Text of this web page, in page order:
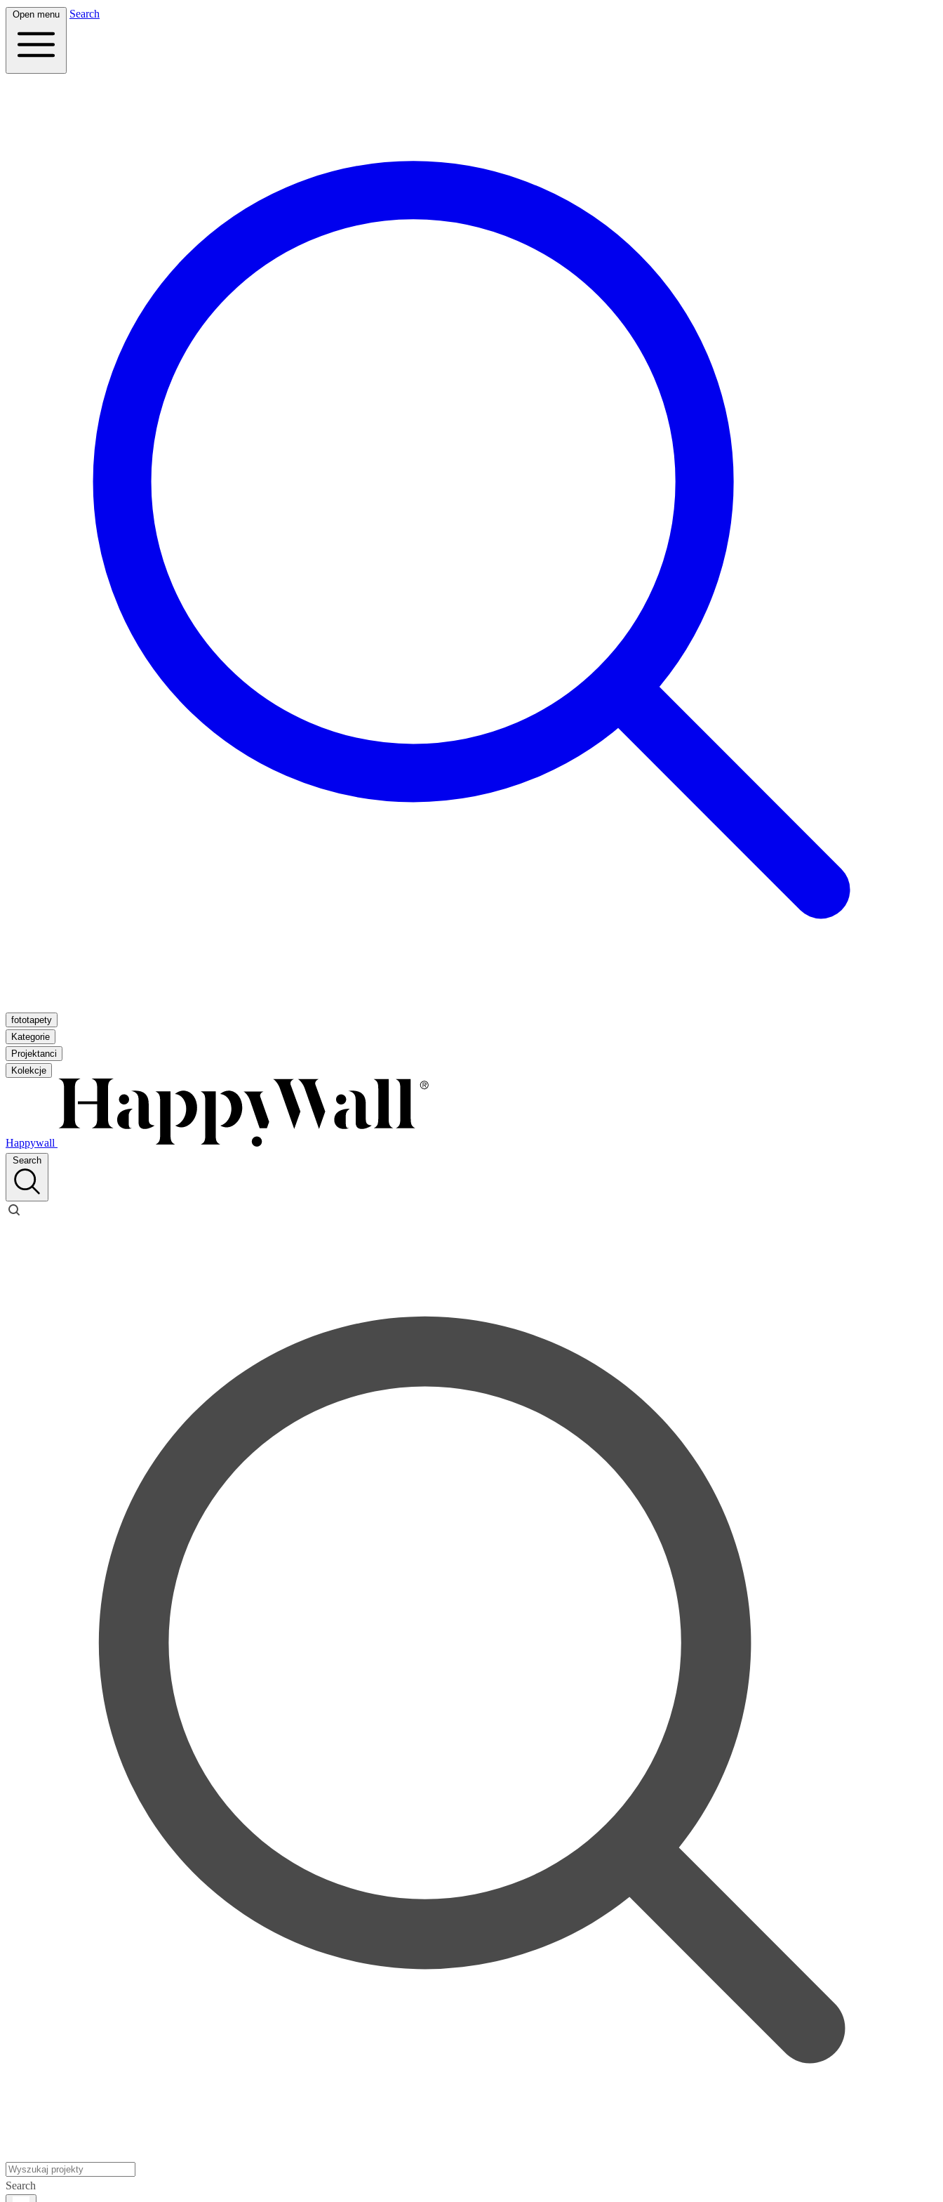
Open menu Search
fototapety
Kategorie
Projektanci
Kolekcje
Happywall
Search
Search